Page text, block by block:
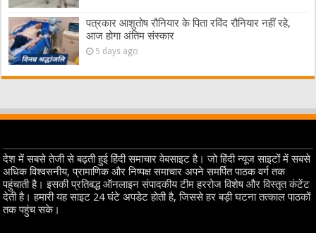
पत्रकार आशुतोष रौनियार के पिता रविंद रौनियार नहीं रहे,
आज होगा अंतिम संस्कार
5 days ago
देश में सबसे तेजी से बढ़ती हुई हिंदी समाचार वेबसाइट है। जो हिंदी न्यूज साइटों में सबसे
अधिक विश्वसनीय, प्रामाणिक और निष्पक्ष समाचार अपने समर्पित पाठक वर्ग तक
पहुंचाती है। इसकी प्रतिबद्ध ऑनलाइन संपादकीय टीम हररोज विशेष और विस्तृत कंटेंट
देती है। हमारी यह साइट 24 घंटे अपडेट होती है, जिससे हर बड़ी घटना तत्काल पाठकों
तक पहुंच सके।